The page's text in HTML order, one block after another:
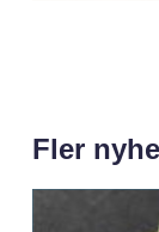
Fler